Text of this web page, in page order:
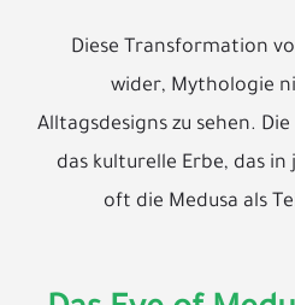
Diese Transformation
wider, Mythologie
Alltagsdesigns zu sehen.
das kulturelle Erbe, das
oft die Medusa als